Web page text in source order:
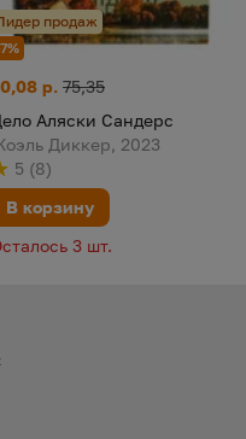
продаж
Аляски Сандерс
р.цена:
75,35
Аляски Сандерс
Диккер, 2023
5
5 (
результату
8)
В корзину
3 шт.